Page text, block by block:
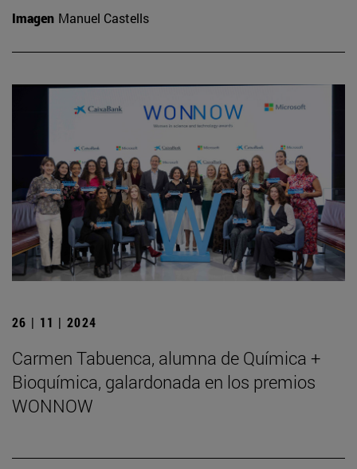
Imagen Manuel Castells
26 | 11 | 2024
Carmen Tabuenca, alumna de Química +
Bioquímica, galardonada en los premios
WONNOW